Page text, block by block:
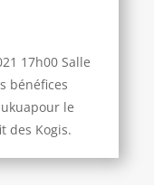
17h00 Salle
bénéfices
le
des Kogis.